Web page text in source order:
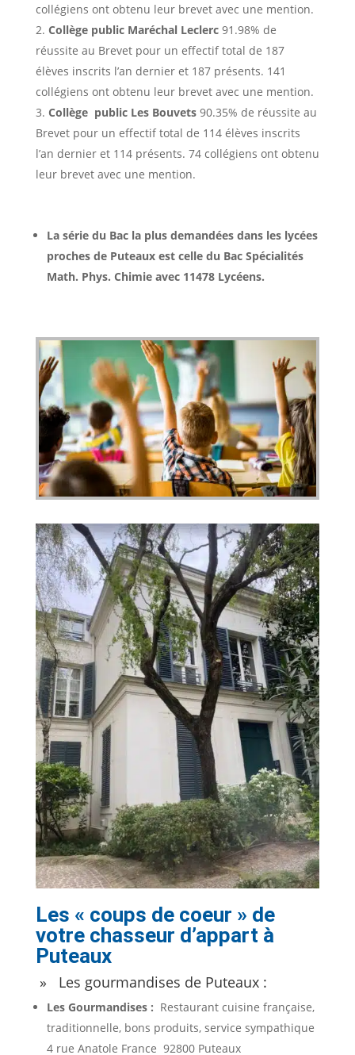
collégiens ont obtenu leur brevet avec une mention.
Collège public Maréchal Leclerc 91.98% de
réussite au Brevet pour un effectif total de 187
élèves inscrits l’an dernier et 187 présents. 141
collégiens ont obtenu leur brevet avec une mention.
Collège public Les Bouvets90.35% de réussite au
Brevet pour un effectif total de 114 élèves inscrits
l’an dernier et 114 présents. 74 collégiens ont obtenu
leur brevet avec une mention.
La série du Bac la plus demandées dans les lycées
proches de Puteaux est celle du Bac Spécialités
Math. Phys. Chimie avec 11478 Lycéens.
Les « coups de coeur » de
votre chasseur d’appart à
Puteaux
» Les gourmandises de Puteaux :
Les Gourmandises : Restaurant cuisine française,
traditionnelle, bons produits, service sympathique
4 rue Anatole France 92800 Puteaux